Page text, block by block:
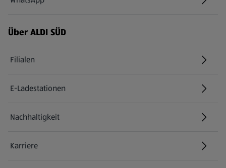
Über ALDI SÜD
Filialen
E-Ladestationen
Nachhaltigkeit
Karriere